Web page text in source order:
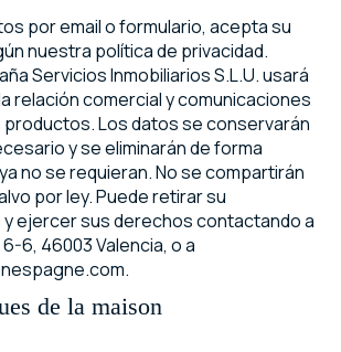
por email o formulario, acepta su
nuestra política de privacidad.
Servicios Inmobiliarios S.L.U. usará
relación comercial y comunicaciones
Los datos se conservarán
y se eliminarán de forma
no se requieran. No se compartirán
por ley. Puede retirar su
ejercer sus derechos contactando a
6, 46003 Valencia, o a
de la maison